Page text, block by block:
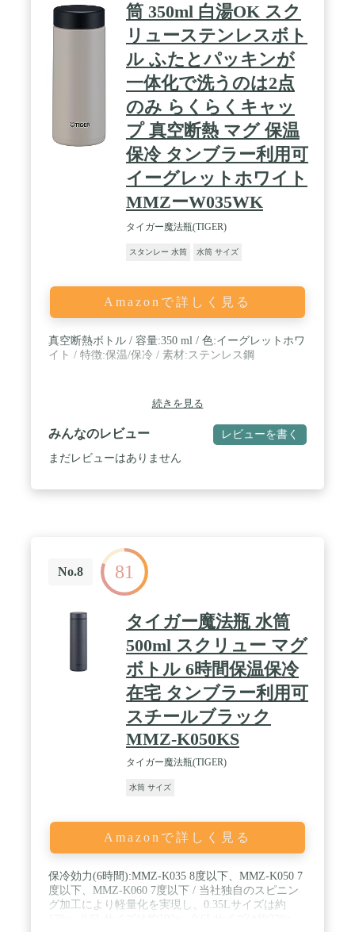
筒 350ml 白湯OK スク
リューステンレスボト
ル ふたとパッキンが
一体化で洗うのは2点
のみ らくらくキャッ
プ 真空断熱 マグ 保温
保冷 タンブラー利用可
イーグレットホワイト
MMZーW035WK
タイガー魔法瓶(TIGER)
スタンレー 水筒 水筒 サイズ
Amazonで詳しく見る
真空断熱ボトル / 容量:350 ml / 色:イーグレットホワ
イト / 特徴:保温/保冷 / 素材:‎ステンレス鋼
続きを見る
みんなのレビュー レビューを書く
まだレビューはありません
No.8 81
タイガー魔法瓶 水筒
500ml スクリュー マグ
ボトル 6時間保温保冷
在宅 タンブラー利用可
スチールブラック
MMZ-K050KS
タイガー魔法瓶(TIGER)
水筒 サイズ
Amazonで詳しく見る
保冷効力(6時間):MMZ-K035 8度以下、MMZ-K050 7
度以下、MMZ-K060 7度以下 / 当社独自のスピニン
グ加工により軽量化を実現し、0.35Lサイズは約